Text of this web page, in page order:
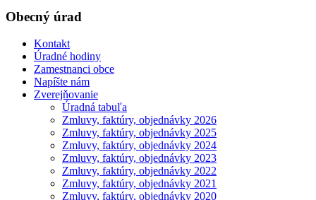
Obecný úrad
Kontakt
Úradné hodiny
Zamestnanci obce
Napíšte nám
Zverejňovanie
Úradná tabuľa
Zmluvy, faktúry, objednávky 2026
Zmluvy, faktúry, objednávky 2025
Zmluvy, faktúry, objednávky 2024
Zmluvy, faktúry, objednávky 2023
Zmluvy, faktúry, objednávky 2022
Zmluvy, faktúry, objednávky 2021
Zmluvy, faktúry, objednávky 2020